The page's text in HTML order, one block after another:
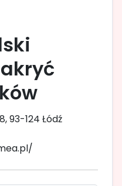
93-124 Łódź